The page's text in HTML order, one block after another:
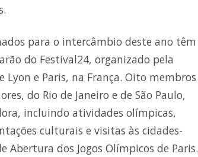
para o intercâmbio deste ano têm
do Festival24, organizado pela
e Paris, na França. Oito membros
do Rio de Janeiro e de São Paulo,
incluindo atividades olímpicas,
culturais e visitas às cidades-
Abertura dos Jogos Olímpicos de Paris.